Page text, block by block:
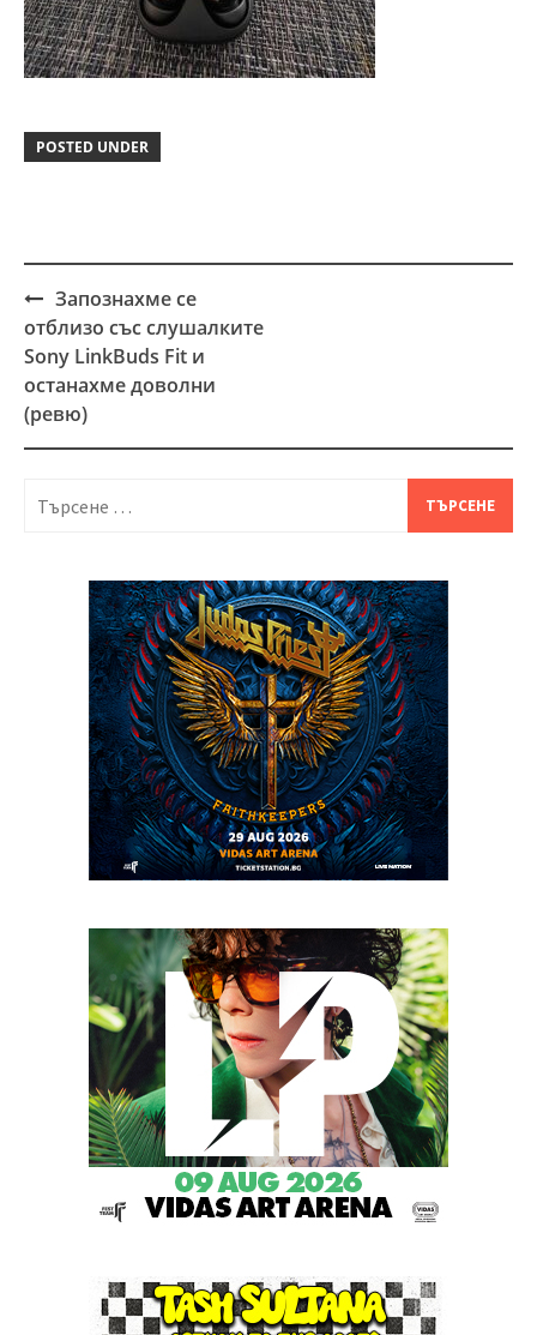
POSTED UNDER
Post
navigation
Запознахме се
отблизо със слушалките
Sony LinkBuds Fit и
останахме доволни
(ревю)
за: